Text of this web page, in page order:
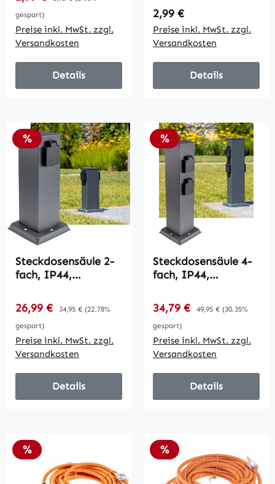
250V/16A, IP44
gespart)
Preise inkl. MwSt. zzgl.
Versandkosten
Details
Regulärer Preis:
2,99 €
Preise inkl. MwSt. zzgl.
Versandkosten
Details
Rabatt
%
Steckdosensäule 2-
fach, IP44,
16A, 13x13x27cm
Verkaufspreis:
26,99 € Regulärer Preis:
34,95 € (22.78%
gespart)
Preise inkl. MwSt. zzgl.
Versandkosten
Details
Rabatt
%
Steckdosensäule 4-
fach, IP44,
16A, 13x13x40cm
Verkaufspreis:
34,79 € Regulärer Preis:
49,95 € (30.35%
gespart)
Preise inkl. MwSt. zzgl.
Versandkosten
Details
Rabatt
% Rabatt
%